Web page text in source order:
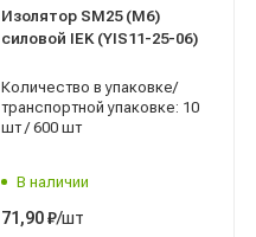
Изолятор SM25 (М6)
силовой IEK (YIS11-25-06)
Количество в упаковке/
транспортной упаковке: 10
шт / 600 шт
В наличии
71,90₽/шт